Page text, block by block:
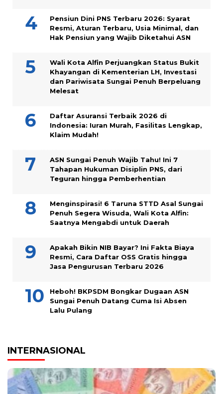
Pensiun Dini PNS Terbaru 2026: Syarat
Resmi, Aturan Terbaru, Usia Minimal, dan
Hak Pensiun yang Wajib Diketahui ASN
Wali Kota Alfin Perjuangkan Status Bukit
Khayangan di Kementerian LH, Investasi
dan Pariwisata Sungai Penuh Berpeluang
Melesat
Daftar Asuransi Terbaik 2026 di
Indonesia: Iuran Murah, Fasilitas Lengkap,
Klaim Mudah!
ASN Sungai Penuh Wajib Tahu! Ini 7
Tahapan Hukuman Disiplin PNS, dari
Teguran hingga Pemberhentian
Menginspirasi! 6 Taruna STTD Asal Sungai
Penuh Segera Wisuda, Wali Kota Alfin:
Saatnya Mengabdi untuk Daerah
Apakah Bikin NIB Bayar? Ini Fakta Biaya
Resmi, Cara Daftar OSS Gratis hingga
Jasa Pengurusan Terbaru 2026
Heboh! BKPSDM Bongkar Dugaan ASN
Sungai Penuh Datang Cuma Isi Absen
Lalu Pulang
INTERNASIONAL